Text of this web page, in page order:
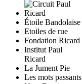
Étoile Bandolaise
Etoiles de rue
Fondation Ricard
Institut Paul
Ricard
La Jument Pie
Les mots passants